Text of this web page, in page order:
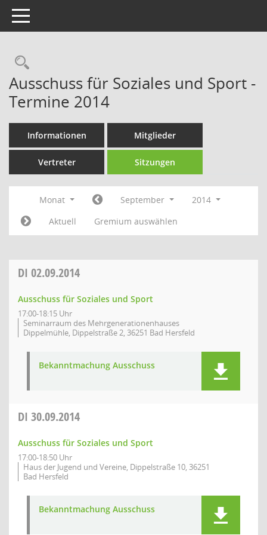
Toggle navigation
Rechercheauswahl
Ausschuss für Soziales und Sport -
Termine 2014
Informationen Mitglieder
Vertreter Sitzungen
Monat September
2014
Aktuell
Gremium auswählen
DI 02.09.2014
Ausschuss für Soziales und Sport
17:00-18:15 Uhr
Seminarraum des Mehrgenerationenhauses
Dippelmühle, Dippelstraße 2, 36251 Bad Hersfeld
Bekanntmachung Ausschuss
DI 30.09.2014
Ausschuss für Soziales und Sport
17:00-18:50 Uhr
Haus der Jugend und Vereine, Dippelstraße 10, 36251
Bad Hersfeld
Bekanntmachung Ausschuss